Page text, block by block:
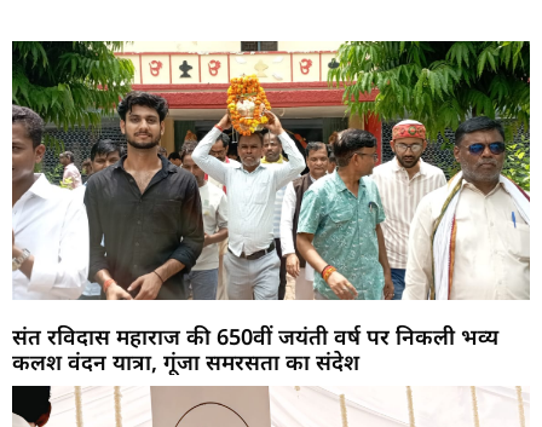
संत रविदास महाराज की 650वीं जयंती वर्ष पर निकली भव्य
कलश वंदन यात्रा, गूंजा समरसता का संदेश